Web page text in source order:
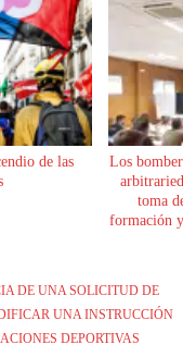
de las
Los
toma
formación
DE UNA SOLICITUD DE
UNA INSTRUCCIÓN
DEPORTIVAS